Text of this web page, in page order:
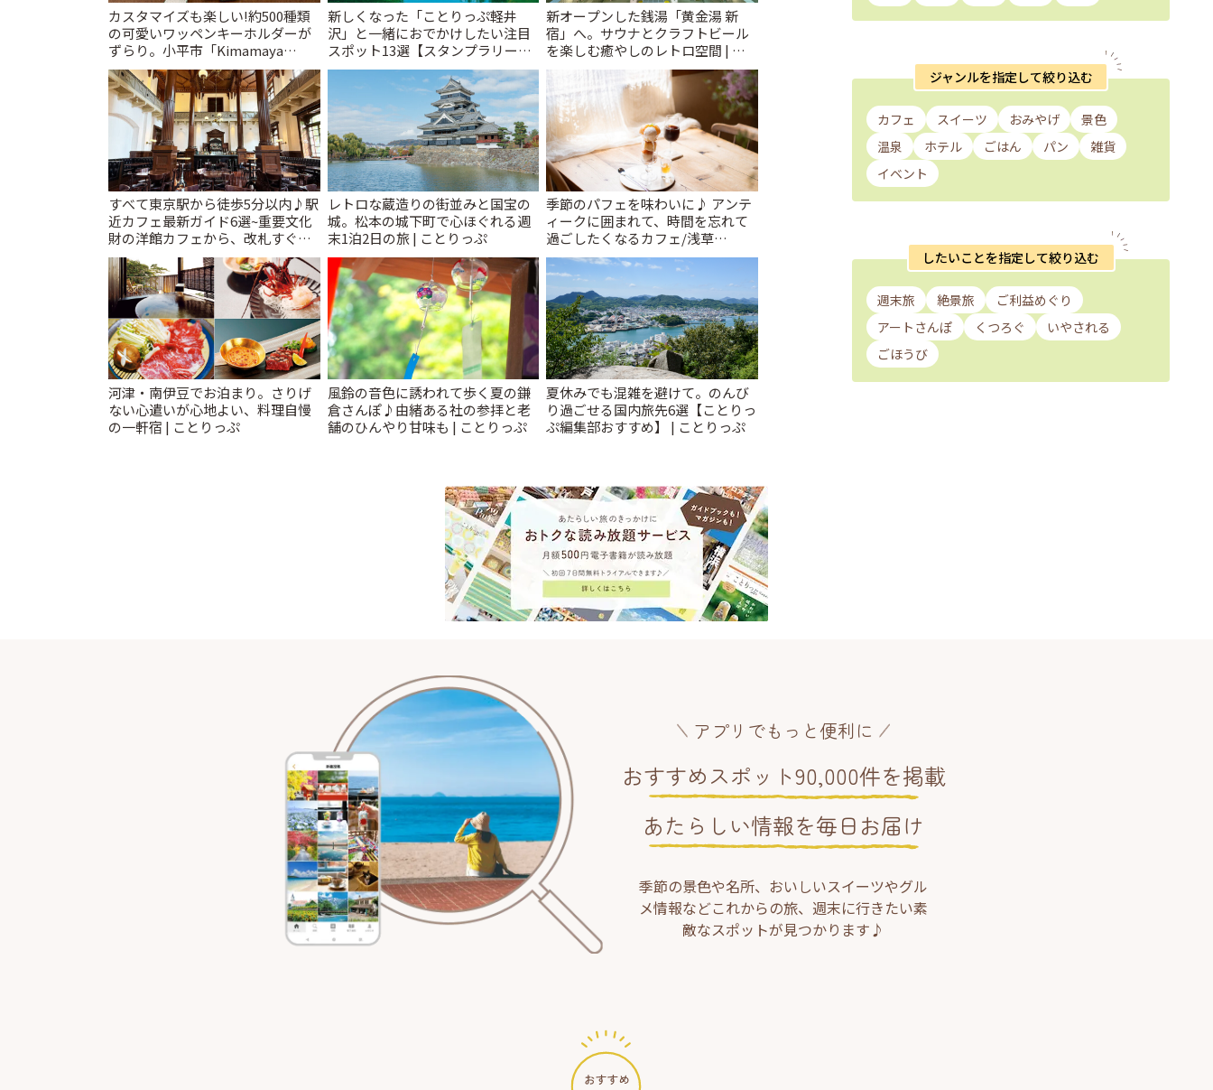
カスタマイズも楽しい!約500種類
の可愛いワッペンキーホルダーが
ずらり。小平市「Kimamaya
T&K」 | ことりっぷ
新しくなった「ことりっぷ軽井
沢」と一緒におでかけしたい注目
スポット13選【スタンプラリー開
催中】 | ことりっぷ
新オープンした銭湯「黄金湯 新
宿」へ。サウナとクラフトビール
を楽しむ癒やしのレトロ空間 | こ
とりっぷ
すべて東京駅から徒歩5分以内♪駅
近カフェ最新ガイド6選~重要文化
財の洋館カフェから、改札すぐの
レトロ喫茶まで~ | ことりっぷ
レトロな蔵造りの街並みと国宝の
城。松本の城下町で心ほぐれる週
末1泊2日の旅 | ことりっぷ
季節のパフェを味わいに♪ アンテ
ィークに囲まれて、時間を忘れて
過ごしたくなるカフェ/浅草
「annorum cafe」 | ことりっぷ
河津・南伊豆でお泊まり。さりげ
ない心遣いが心地よい、料理自慢
の一軒宿 | ことりっぷ
風鈴の音色に誘われて歩く夏の鎌
倉さんぽ♪由緒ある社の参拝と老
舗のひんやり甘味も | ことりっぷ
夏休みでも混雑を避けて。のんび
り過ごせる国内旅先6選【ことりっ
ぷ編集部おすすめ】 | ことりっぷ
ジャンルを指定して絞り込む
カフェ スイーツ おみやげ
景色
温泉
ホテル ごはん パン
雑貨
イベント
したいことを指定して絞り込む
週末旅 絶景旅
ご利益めぐり
アートさんぽ
くつろぐ
いやされる
ごほうび
アプリでもっと便利に
おすすめスポット90,000件を掲載
あたらしい情報を毎日お届け
季節の景色や名所、おいしいスイーツやグル
メ情報などこれからの旅、週末に行きたい素
敵なスポットが見つかります♪